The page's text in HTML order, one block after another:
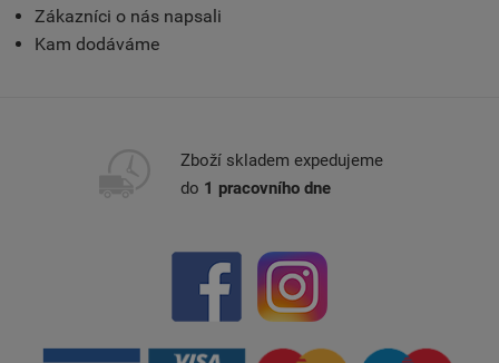
Zákazníci o nás napsali
Kam dodáváme
Zboží skladem expedujeme
do 1 pracovního dne